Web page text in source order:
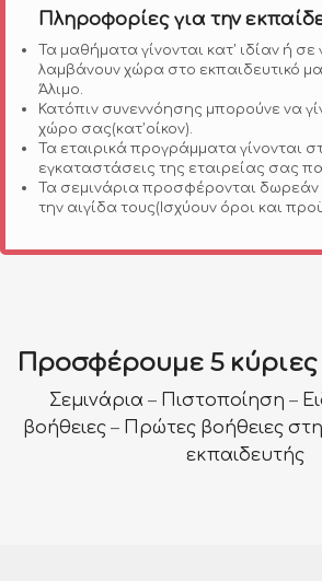
Πληροφορίες για την
Τα μαθήματα γίνονται κατ’ ιδίαν ή σε
λαμβάνουν χώρα στο εκπαιδευτικό
Άλιμο.
Κατόπιν συνεννόησης μπορούνε να
χώρο σας(κατ’οίκον).
Τα εταιρικά προγράμματα γίνονται
εγκαταστάσεις της εταιρείας σας
Τα σεμινάρια προσφέρονται
την αιγίδα τους(Ισχύουν όροι και
Προσφέρουμε 5 κύριες
Σεμινάρια – Πιστοποίηση –
βοήθειες – Πρώτες βοήθειες
εκπαιδευτής